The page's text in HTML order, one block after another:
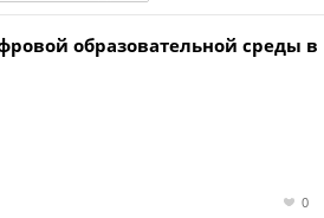
образовательной среды в
0